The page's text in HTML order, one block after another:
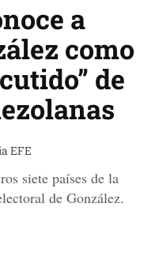
a
como
de
EFE
siete países de la
de González.